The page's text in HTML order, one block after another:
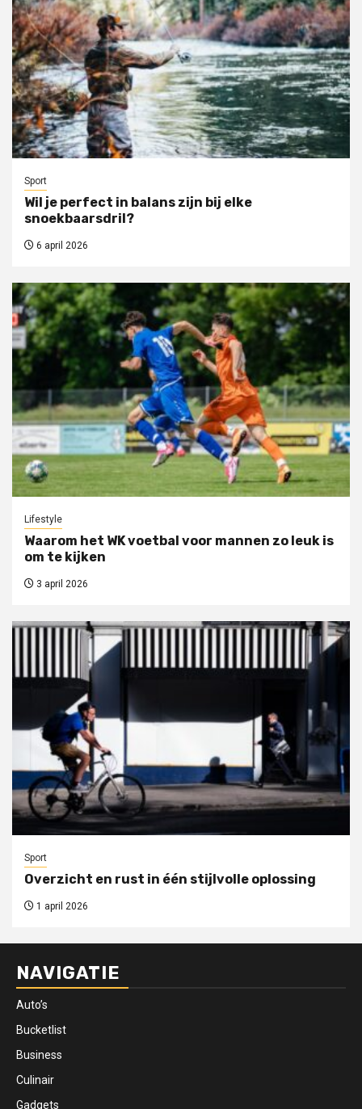
Sport
Wil je perfect in balans zijn bij elke
snoekbaarsdril?
6 april 2026
Lifestyle
Waarom het WK voetbal voor mannen zo leuk is
om te kijken
3 april 2026
Sport
Overzicht en rust in één stijlvolle oplossing
1 april 2026
NAVIGATIE
Auto’s
Bucketlist
Business
Culinair
Gadgets